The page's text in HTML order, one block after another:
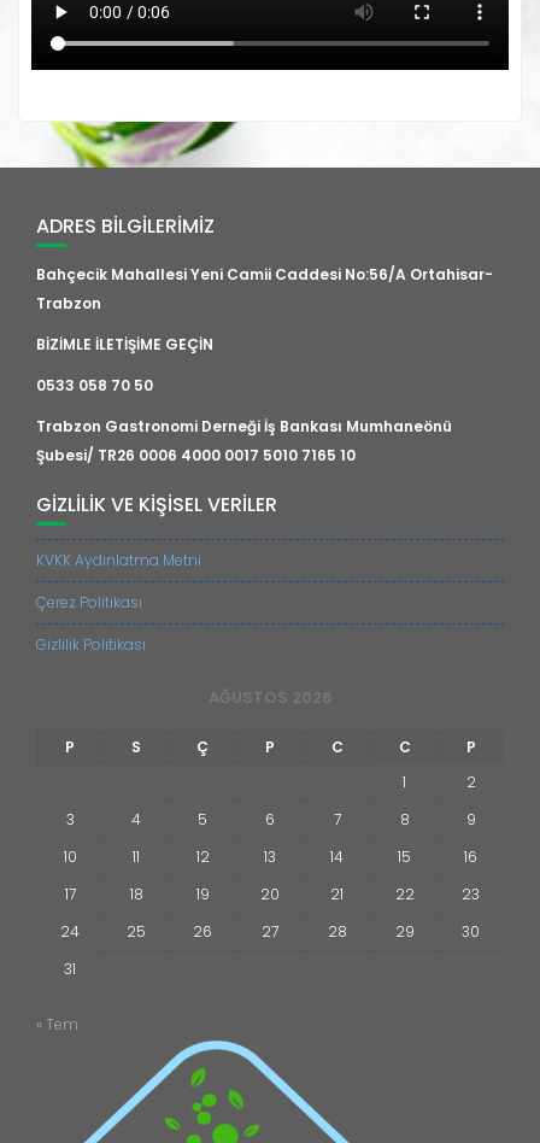
ADRES BILGILERIMIZ
Bahçecik Mahallesi Yeni Camii Caddesi No:56/A Ortahisar-
Trabzon
BİZİMLE İLETİŞİME GEÇİN
0533 058 70 50
Trabzon Gastronomi Derneği İş Bankası Mumhaneönü
Şubesi/ TR26 0006 4000 0017 5010 7165 10
GIZLILIK VE KIŞISEL VERILER
KVKK Aydınlatma Metni
Çerez Politikası
Gizlilik Politikası
AĞUSTOS 2026
P S Ç P C C
P
1
2
3
4 5 6 7 8
9
10
11 12 13 14 15
16
17
18 19 20 21 22
23
24
25 26 27 28 29
30
31
« Tem